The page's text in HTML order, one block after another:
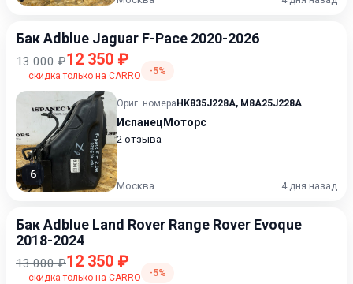
Бак Adblue Jaguar F-Pace 2020-2026
13 000 ₽12 350 ₽
скидка только на CARRO -5%
6
Ориг. номера HK835J228A, M8A25J228A
ИспанецМоторс
2 отзыва
Москва 4 дня назад
Бак Adblue Land Rover Range Rover Evoque
2018-2024
13 000 ₽12 350 ₽
скидка только на CARRO -5%